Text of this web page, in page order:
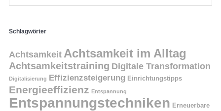
Schlagwörter
Achtsamkeit Achtsamkeit im Alltag
Achtsamkeitstraining Digitale Transformation
Digitalisierung Effizienzsteigerung Einrichtungstipps
Energieeffizienz Entspannung
Entspannungstechniken Erneuerbare